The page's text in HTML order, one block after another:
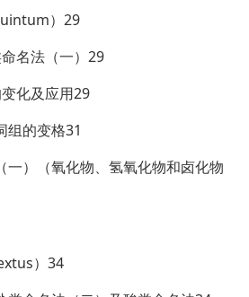
）29
名法（一）29
化及应用29
组的变格31
一）（氧化物、氢氧化物和卤化物
）34